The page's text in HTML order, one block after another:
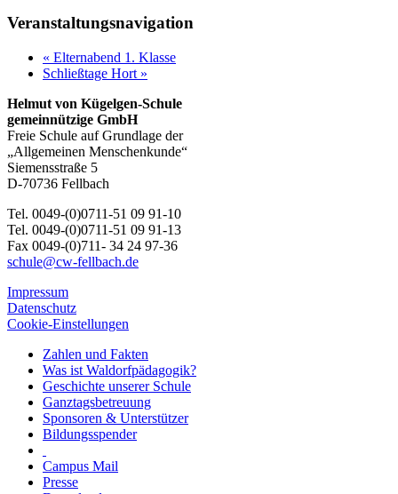
Veranstaltungsnavigation
« Elternabend 1. Klasse
Schließtage Hort »
Helmut von Kügelgen-Schule
gemeinnützige GmbH
Freie Schule auf Grundlage der
„Allgemeinen Menschenkunde“
Siemensstraße 5
D-70736 Fellbach
Tel. 0049-(0)0711-51 09 91-10
Tel. 0049-(0)0711-51 09 91-13
Fax 0049-(0)711- 34 24 97-36
schule@cw-fellbach.de
Impressum
Datenschutz
Cookie-Einstellungen
Zahlen und Fakten
Was ist Waldorfpädagogik?
Geschichte unserer Schule
Ganztagsbetreuung
Sponsoren & Unterstützer
Bildungsspender
Campus Mail
Presse